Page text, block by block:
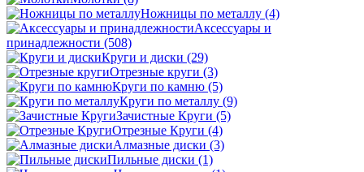
Ножницы по металлу (4)
Аксессуары и
принадлежности (508)
Круги и диски (29)
Отрезные круги (3)
Круги по камню (5)
Круги по металлу (9)
Зачистные Круги (5)
Отрезные Круги (4)
Алмазные диски (3)
Пильные диски (1)